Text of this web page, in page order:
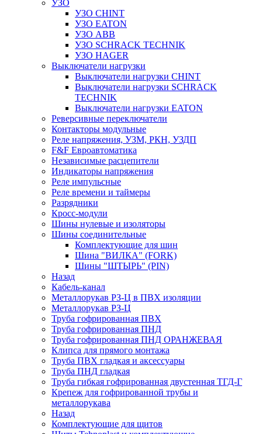
УЗО
УЗО CHINT
УЗО EATON
УЗО ABB
УЗО SCHRACK TECHNIK
УЗО HAGER
Выключатели нагрузки
Выключатели нагрузки CHINT
Выключатели нагрузки SCHRACK
TECHNIK
Выключатели нагрузки EATON
Реверсивные переключатели
Контакторы модульные
Реле напряжения, УЗМ, РКН, УЗДП
F&F Евроавтоматика
Независимые расцепители
Индикаторы напряжения
Реле импульсные
Реле времени и таймеры
Разрядники
Кросс-модули
Шины нулевые и изоляторы
Шины соединительные
Комплектующие для шин
Шина "ВИЛКА" (FORK)
Шины "ШТЫРЬ" (PIN)
Назад
Кабель-канал
Металлорукав РЗ-Ц в ПВХ изоляции
Металлорукав РЗ-Ц
Труба гофрированная ПВХ
Труба гофрированная ПНД
Труба гофрированная ПНД ОРАНЖЕВАЯ
Клипса для прямого монтажа
Труба ПВХ гладкая и аксессуары
Труба ПНД гладкая
Труба гибкая гофрированная двустенная ТГД-Г
Крепеж для гофрированной трубы и
металлорукава
Назад
Комплектующие для щитов